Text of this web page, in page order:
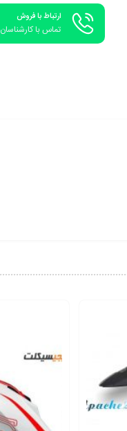
ارتباط با فروش
تماس با کارشناسان